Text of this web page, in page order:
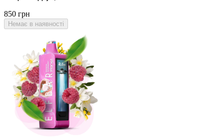
850 грн
Немає в наявності